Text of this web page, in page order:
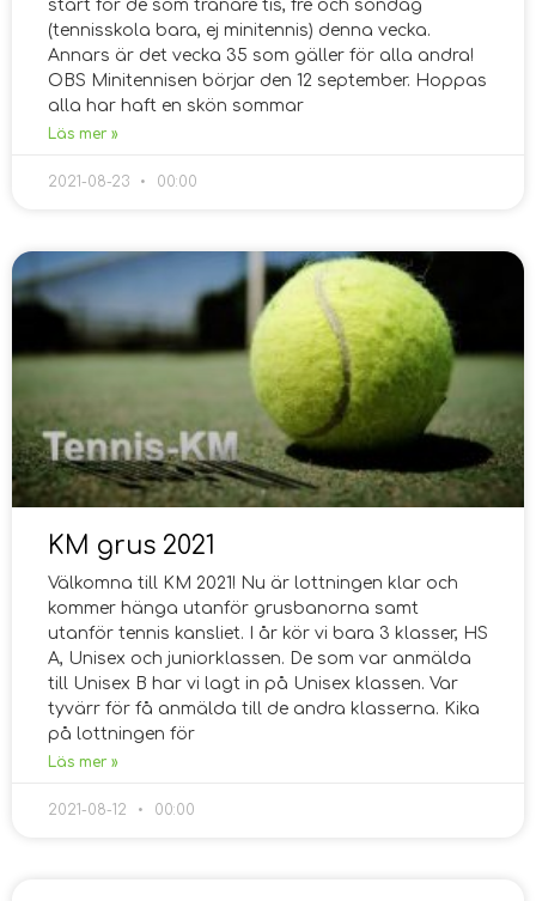
start för de som tränare tis, fre och söndag
(tennisskola bara, ej minitennis) denna vecka.
Annars är det vecka 35 som gäller för alla andra!
OBS Minitennisen börjar den 12 september. Hoppas
alla har haft en skön sommar
Läs mer »
2021-08-23 00:00
KM grus 2021
Välkomna till KM 2021! Nu är lottningen klar och
kommer hänga utanför grusbanorna samt
utanför tennis kansliet. I år kör vi bara 3 klasser, HS
A, Unisex och juniorklassen. De som var anmälda
till Unisex B har vi lagt in på Unisex klassen. Var
tyvärr för få anmälda till de andra klasserna. Kika
på lottningen för
Läs mer »
2021-08-12 00:00